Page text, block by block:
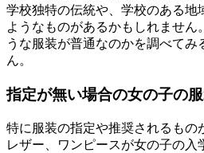
学校独特の伝統や、学校のある地
ようなものがあるかもしれません
うな服装が普通なのかを調べて
ん。
指定が無い場合の女の子の
特に服装の指定や推奨されるもの
レザー、ワンピースが女の子の入